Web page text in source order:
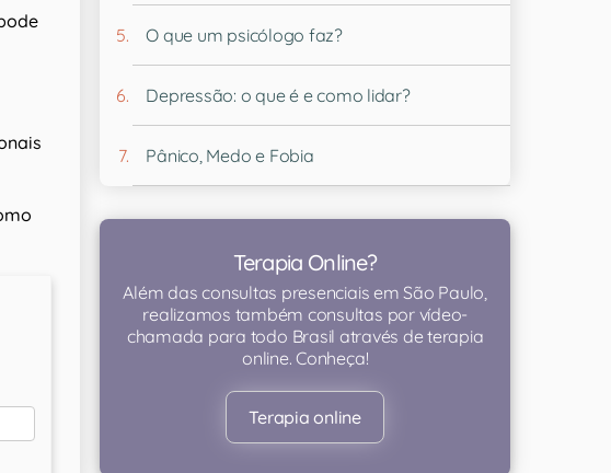
O que um psicólogo faz?
Depressão: o que é e como lidar?
Pânico, Medo e Fobia
Terapia Online?
Além das consultas presenciais em São Paulo,
realizamos também consultas por vídeo-
chamada para todo Brasil através de terapia
online. Conheça!
Terapia online